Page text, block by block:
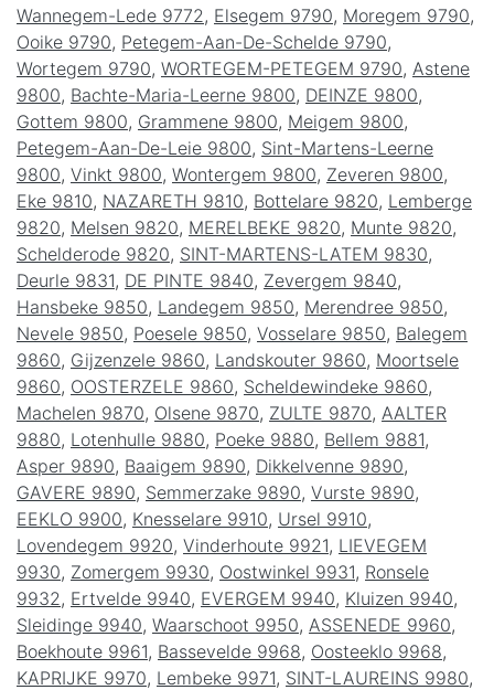
Wannegem-Lede 9772 , Elsegem 9790, Moregem 9790,
Ooike 9790, Petegem-Aan-De-Schelde 9790,
Wortegem 9790, WORTEGEM-PETEGEM 9790, Astene
9800, Bachte-Maria-Leerne 9800, DEINZE 9800,
Gottem 9800, Grammene 9800, Meigem 9800,
Petegem-Aan-De-Leie 9800, Sint-Martens-Leerne
9800, Vinkt 9800, Wontergem 9800, Zeveren 9800,
Eke 9810, NAZARETH 9810, Bottelare 9820, Lemberge
9820, Melsen 9820, MERELBEKE 9820, Munte 9820,
Schelderode 9820, SINT-MARTENS-LATEM 9830,
Deurle 9831, DE PINTE 9840, Zevergem 9840,
Hansbeke 9850, Landegem 9850, Merendree 9850,
Nevele 9850, Poesele 9850, Vosselare 9850, Balegem
9860, Gijzenzele 9860, Landskouter 9860, Moortsele
9860, OOSTERZELE 9860, Scheldewindeke 9860,
Machelen 9870, Olsene 9870, ZULTE 9870, AALTER
9880, Lotenhulle 9880, Poeke 9880, Bellem 9881,
Asper 9890, Baaigem 9890, Dikkelvenne 9890,
GAVERE 9890, Semmerzake 9890, Vurste 9890,
EEKLO 9900, Knesselare 9910, Ursel 9910,
Lovendegem 9920, Vinderhoute 9921, LIEVEGEM
9930, Zomergem 9930, Oostwinkel 9931, Ronsele
9932 , Ertvelde 9940, EVERGEM 9940, Kluizen 9940,
Sleidinge 9940, Waarschoot 9950, ASSENEDE 9960,
Boekhoute 9961, Bassevelde 9968, Oosteeklo 9968,
KAPRIJKE 9970, Lembeke 9971, SINT-LAUREINS 9980,